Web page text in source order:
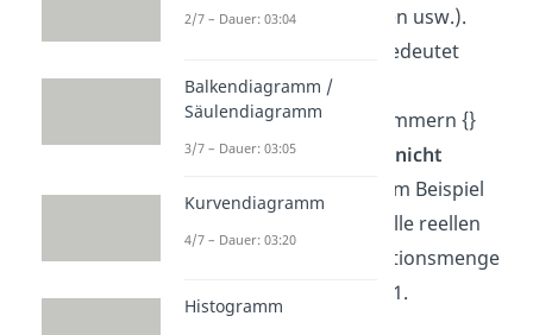
Brüche, Dezimalzahlen usw.).
Der Querstrich „∖“ bedeutet
„außer“.
Die geschweiften Klammern {}
zeigen die Werte, die nicht
In diesem Beispiel
heißt das also, dass alle reellen
Zahlen Teil der Definitionsmenge
der Wert 1.
2/7 – Dauer: 03:04
Balkendiagramm /
Säulendiagramm
3/7 – Dauer: 03:05
Kurvendiagramm
4/7 – Dauer: 03:20
Histogramm